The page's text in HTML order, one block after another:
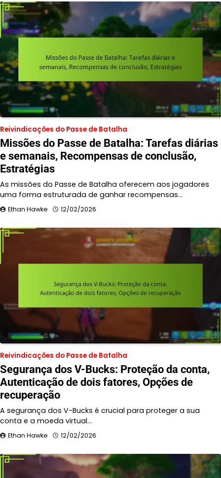
Reivindicações do Passe de Batalha
Missões do Passe de Batalha: Tarefas diárias
e semanais, Recompensas de conclusão,
Estratégias
As missões do Passe de Batalha oferecem aos jogadores
uma forma estruturada de ganhar recompensas…
Ethan Hawke 12/02/2026
Reivindicações do Passe de Batalha
Segurança dos V-Bucks: Proteção da conta,
Autenticação de dois fatores, Opções de
recuperação
A segurança dos V-Bucks é crucial para proteger a sua
conta e a moeda virtual…
Ethan Hawke 12/02/2026